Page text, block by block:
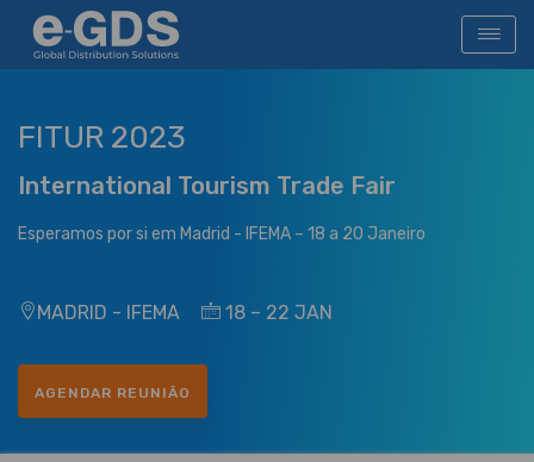
FITUR 2023
International Tourism Trade Fair
Esperamos por si em Madrid - IFEMA – 18 a 20 Janeiro
MADRID - IFEMA 18 – 22 JAN
AGENDAR REUNIÃO